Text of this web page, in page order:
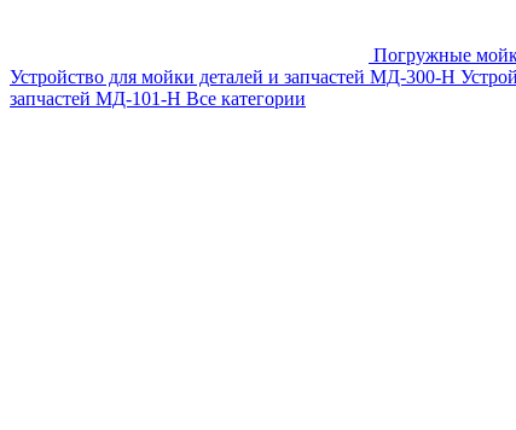
Погружные
Устройство для мойки деталей и запчастей МД-300-H
запчастей МД-101-Н Все категории